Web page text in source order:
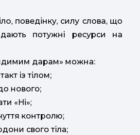
поведінку, силу слова, що
потужні ресурси на
дарам» можна:
із тілом;
нового;
«Ні»;
контролю;
свого тіла;